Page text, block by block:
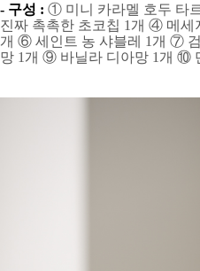
- 구성 : ① 미니 카라멜 호두 타
진짜 촉촉한 초코칩 1개 ④ 메
개 ⑥ 세인트 농 샤블레 1개 ⑦
망 1개 ⑨ 바닐라 디아망 1개 ⑩